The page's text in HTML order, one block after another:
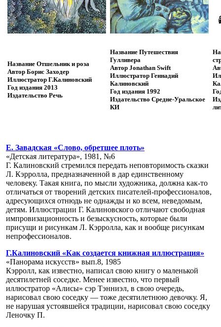
Название Отшельник и роза
Автор Борис Заходер
Иллюстратор Г.Калиновский
Год издания 2013
Издательство Речь
Название Путешествия
Гулливера
Автор Jonathan Swift
Иллюстратор Геннадий
Калиновский
Год издания 1992
Издательство Средне-Уральское
КИ
Е. Завадская «Слово, обретшее плоть»
«Детская литература», 1981, №6
Г. Калиновский стремился передать неповторимость сказки
Л. Кэрролла, предназначенной в дар единственному
человеку. Такая книга, по мысли художника, должна как-то
отличаться от творений детских писателей-профессионалов,
адресующихся отнюдь не однажды и ко всем, неведомым,
детям. Иллюстрации Г. Калиновского отличают свободная
импровизационность и безыскусность, которые были
присущи и рисункам Л. Кэрролла, как и вообще рисункам
непрофессионалов.
Г.Калиновский «Как создается книжная иллюстрация»
«Панорама искусств» вып.8, 1985
Кэрролл, как известно, написал свою книгу о маленькой
десятилетней соседке. Менее известно, что первый
иллюстратор «Алисы» сэр Тэнниэл, в свою очередь,
нарисовал свою соседку — тоже десятилетнюю девочку. Я,
не нарушая устоявшейся традиции, нарисовал свою соседку
Леночку П.